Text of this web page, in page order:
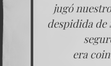
jugó
despidida de
era